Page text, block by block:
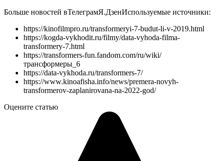
Больше новостей вТелеграмЯ.ДзенИспользуемые источники:
https://kinofilmpro.ru/transformeryi-7-budut-li-v-2019.html
https://kogda-vykhodit.ru/filmy/data-vyhoda-filma-
transformery-7.html
https://transformers-fun.fandom.com/ru/wiki/
трансформеры_6
https://data-vykhoda.ru/transformers-7/
https://www.kinoafisha.info/news/premera-novyh-
transformerov-zaplanirovana-na-2022-god/
Оцените статью